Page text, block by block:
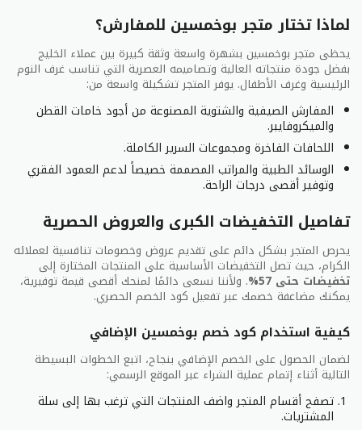
لماذا تختار متجر بوخمسين للمفارش؟
يحظى متجر بوخمسين بشهرة واسعة وثقة كبيرة بين عملاء الخليج
بفضل جودة منتجاته العالية وتصاميمه العصرية التي تناسب غرف النوم
الرئيسية وغرف الأطفال. يوفر المتجر تشكيلة واسعة من:
المفارش الصيفية والشتوية المصنوعة من أجود خامات القطن
والميكروفايبر.
اللحافات الفاخرة ومجموعات السرير الكاملة.
الوسائد الطبية والمراتب المصممة خصيصاً لدعم العمود الفقري
وتوفير أقصى درجات الراحة.
تفاصيل التخفيضات الكبرى والعروض الحصرية
يحرص المتجر بشكل دائم على تقديم عروض وخصومات تنافسية لعملائه
الكرام، حيث تصل التخفيضات الأساسية على المنتجات المختارة إلى
تخفيضات حتى 57% . ولأننا نسعى دائمًا لمنحك أقصى قيمة توفيرية،
يمكنك مضاعفة خصمك عبر تفعيل كود الخصم الحصري.
كيفية استخدام كود خصم بوخمسين الإضافي
لضمان الحصول على الخصم الإضافي بنجاح، اتبع الخطوات البسيطة
التالية أثناء إتمام عملية الشراء عبر الموقع الرسمي:
تصفح أقسام المتجر واضف المنتجات التي ترغب بها إلى سلة
المشتريات.